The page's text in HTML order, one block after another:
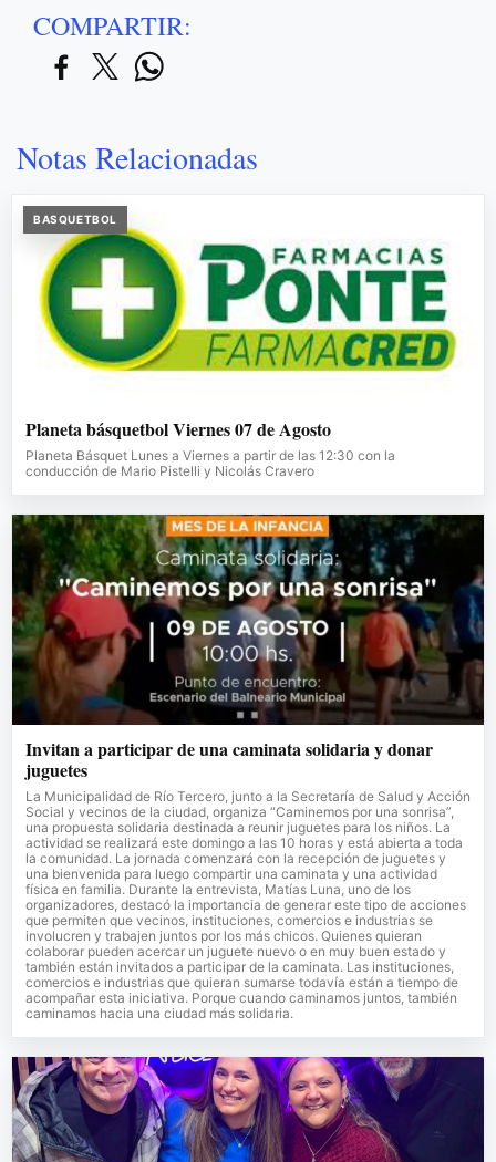
COMPARTIR:
Notas Relacionadas
BASQUETBOL
Planeta básquetbol Viernes 07 de Agosto
Planeta Básquet Lunes a Viernes a partir de las 12:30 con la
conducción de Mario Pistelli y Nicolás Cravero
Invitan a participar de una caminata solidaria y donar
juguetes
La Municipalidad de Río Tercero, junto a la Secretaría de Salud y Acción
Social y vecinos de la ciudad, organiza “Caminemos por una sonrisa”,
una propuesta solidaria destinada a reunir juguetes para los niños. La
actividad se realizará este domingo a las 10 horas y está abierta a toda
la comunidad. La jornada comenzará con la recepción de juguetes y
una bienvenida para luego compartir una caminata y una actividad
física en familia. Durante la entrevista, Matías Luna, uno de los
organizadores, destacó la importancia de generar este tipo de acciones
que permiten que vecinos, instituciones, comercios e industrias se
involucren y trabajen juntos por los más chicos. Quienes quieran
colaborar pueden acercar un juguete nuevo o en muy buen estado y
también están invitados a participar de la caminata. Las instituciones,
comercios e industrias que quieran sumarse todavía están a tiempo de
acompañar esta iniciativa. Porque cuando caminamos juntos, también
caminamos hacia una ciudad más solidaria.